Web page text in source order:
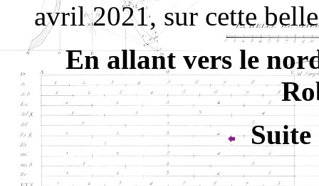
avril 2021, sur cette
En allant vers le
Suite